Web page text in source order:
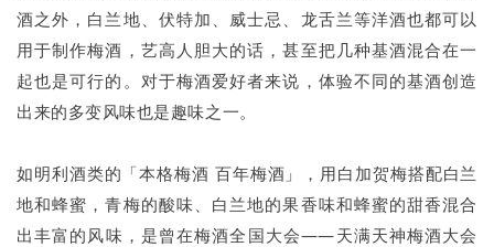
酒之外，白兰地、伏特加、威士忌、龙舌兰等洋酒也都可以
用于制作梅酒，艺高人胆大的话，甚至把几种基酒混合在一
起也是可行的。对于梅酒爱好者来说，体验不同的基酒创造
出来的多变风味也是趣味之一。
如明利酒类的「本格梅酒 百年梅酒」，用白加贺梅搭配白兰
地和蜂蜜，青梅的酸味、白兰地的果香味和蜂蜜的甜香混合
出丰富的风味，是曾在梅酒全国大会——天满天神梅酒大会